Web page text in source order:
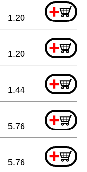
+
1.20
+
1.20
+
1.44
+
5.76
+
5.76